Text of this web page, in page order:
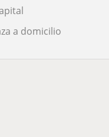
a domicilio